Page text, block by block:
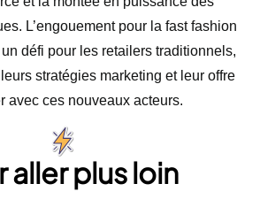
L’engouement pour la fast fashion
défi pour les retailers traditionnels,
stratégies marketing et leur offre
avec ces nouveaux acteurs.
aller plus loin